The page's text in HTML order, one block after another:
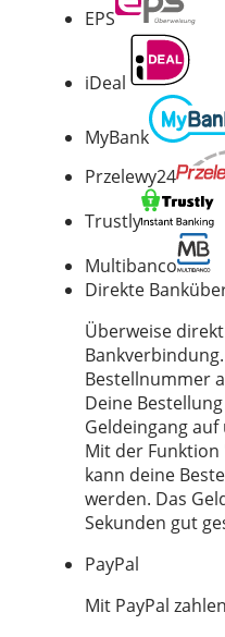
EPS
iDeal
MyBank
Przelewy24
Trustly
Multibanco
Direkte
Überweise
Bestellnummer
Deine
Geldeingang
Mit der
kann deine
werden. Das
Sekunden gut
PayPal
Mit PayPal